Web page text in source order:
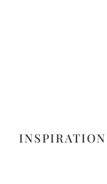
INSPIRATION